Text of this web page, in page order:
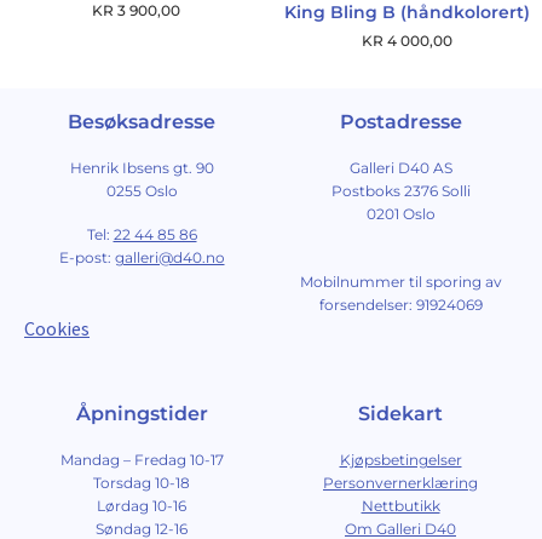
KR 3 900,00 King Bling B (håndkolorert)
KR 4 000,00
Besøksadresse
Henrik Ibsens gt. 90
0255 Oslo
Tel: 22 44 85 86
E-post: galleri@d40.no
Cookies
Postadresse
Galleri D40 AS
Postboks 2376 Solli
0201 Oslo
Mobilnummer til sporing av
forsendelser: 91924069
Åpningstider
Mandag – Fredag 10-17
Torsdag 10-18
Lørdag 10-16
Søndag 12-16
Sidekart
Kjøpsbetingelser
Personvernerklæring
Nettbutikk
Om Galleri D40